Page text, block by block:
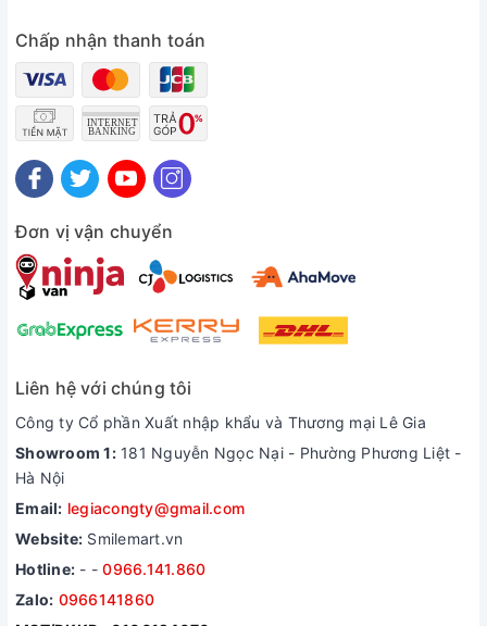
Chấp nhận thanh toán
Đơn vị vận chuyển
Liên hệ với chúng tôi
Công ty Cổ phần Xuất nhập khẩu và Thương mại Lê Gia
Showroom 1:181 Nguyễn Ngọc Nại - Phường Phương Liệt -
Hà Nội
Email: legiacongty@gmail.com
Website: Smilemart.vn
Hotline: - -0966.141.860
Zalo: 0966141860